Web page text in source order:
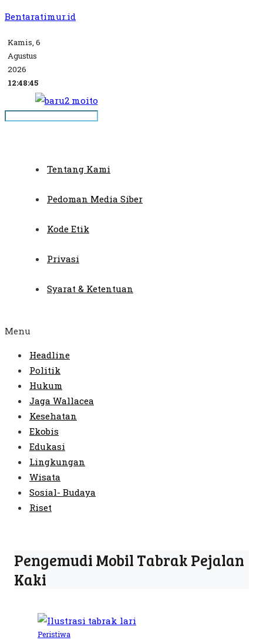
Bentaratimur.id
Kamis, 6
Agustus
2026
12:48:45
Tentang Kami
Pedoman Media Siber
Kode Etik
Privasi
Syarat & Ketentuan
Menu
Headline
Politik
Hukum
Jaga Wallacea
Kesehatan
Ekobis
Edukasi
Lingkungan
Wisata
Sosial- Budaya
Riset
Pengemudi Mobil Tabrak Pejalan
Kaki
Peristiwa